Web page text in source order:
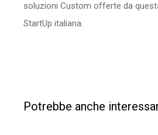
soluzioni Custom offerte da
StartUp italiana.
Potrebbe anche